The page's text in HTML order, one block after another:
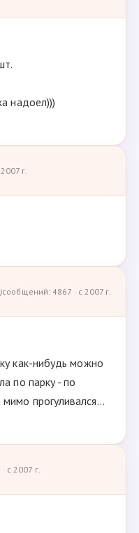
надоел)))
г.
сообщений: 4867 · с 2007 г.
как-нибудь можно
по парку - по
прогуливался...
с 2007 г.